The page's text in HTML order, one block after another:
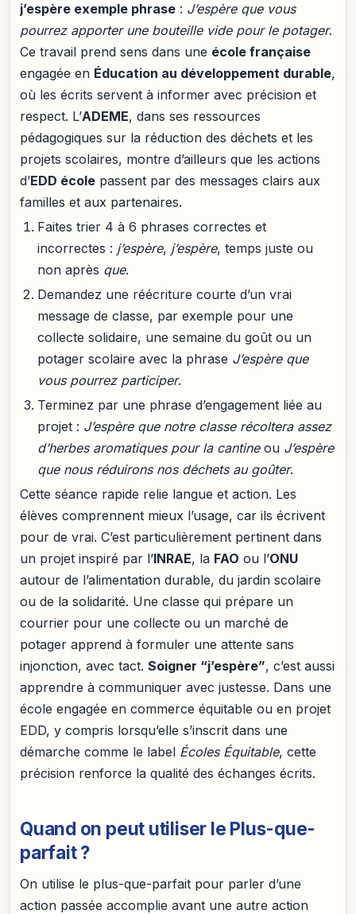
j’espère exemple phrase : J’espère que vous
pourrez apporter une bouteille vide pour le potager.
Ce travail prend sens dans une école française
engagée en Éducation au développement durable,
où les écrits servent à informer avec précision et
respect. L’ADEME, dans ses ressources
pédagogiques sur la réduction des déchets et les
projets scolaires, montre d’ailleurs que les actions
d’EDD école passent par des messages clairs aux
familles et aux partenaires.
Faites trier 4 à 6 phrases correctes et
incorrectes : j’espère, j’espère, temps juste ou
non après que.
Demandez une réécriture courte d’un vrai
message de classe, par exemple pour une
collecte solidaire, une semaine du goût ou un
potager scolaire avec la phrase J’espère que
vous pourrez participer.
Terminez par une phrase d’engagement liée au
projet : J’espère que notre classe récoltera assez
d’herbes aromatiques pour la cantineou J’espère
que nous réduirons nos déchets au goûter.
Cette séance rapide relie langue et action. Les
élèves comprennent mieux l’usage, car ils écrivent
pour de vrai. C’est particulièrement pertinent dans
un projet inspiré par l’INRAE, la FAO ou l’ONU
autour de l’alimentation durable, du jardin scolaire
ou de la solidarité. Une classe qui prépare un
courrier pour une collecte ou un marché de
potager apprend à formuler une attente sans
injonction, avec tact. Soigner “j’espère”, c’est aussi
apprendre à communiquer avec justesse. Dans une
école engagée en commerce équitable ou en projet
EDD, y compris lorsqu’elle s’inscrit dans une
démarche comme le label Écoles Équitable, cette
précision renforce la qualité des échanges écrits.
Quand on peut utiliser le Plus-que-
parfait ?
On utilise le plus-que-parfait pour parler d’une
action passée accomplie avant une autre action